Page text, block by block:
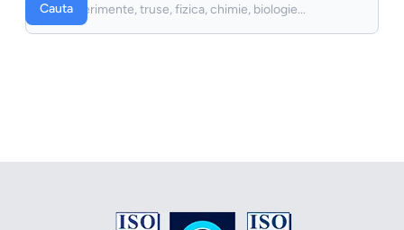
Cauta